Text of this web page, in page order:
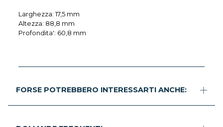
Larghezza: 17,5 mm
Altezza: 88,8 mm
Profondita': 60,8 mm
FORSE POTREBBERO INTERESSARTI ANCHE: